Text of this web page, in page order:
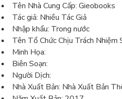
Tên Nhà Cung Cấp: Gieobooks
Tác giả: Nhiều Tác Giả
Nhập khẩu: Trong nước
Tên Tổ Chức Chịu Trách
Minh Họa:
Biên Soạn:
Người Dịch:
Nhà Xuất Bản: Nhà Xuất Bản